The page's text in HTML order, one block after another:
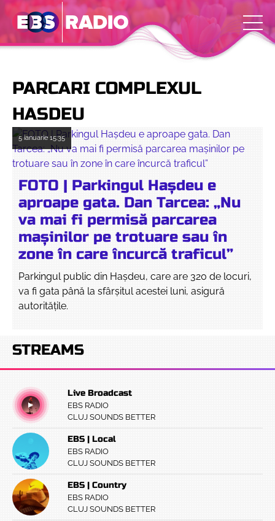
PARCARI COMPLEXUL
HASDEU
5 ianuarie15:35
FOTO | Parkingul Hașdeu e
aproape gata. Dan Tarcea: „Nu
va mai fi permisă parcarea
mașinilor pe trotuare sau în
zone în care încurcă traficul”
Parkingul public din Hașdeu, care are 320 de locuri,
va fi gata până la sfârșitul acestei luni, asigură
autoritățile.
STREAMS
Live Broadcast
EBS RADIO
CLUJ SOUNDS BETTER
EBS | Local
EBS RADIO
CLUJ SOUNDS BETTER
EBS | Country
EBS RADIO
CLUJ SOUNDS BETTER